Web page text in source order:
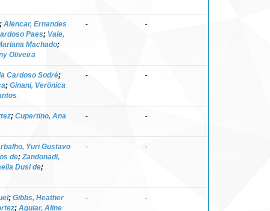
; Alencar, Ernandes
Paes; Vale,
Machado;
Oliveira
- -
Cardoso Sodré;
; Ginani, Verônica
- -
; Cupertino, Ana
- -
Yuri Gustavo
de; Zandonadi,
Dusi de;
- -
; Gibbs, Heather
; Aguiar, Aline
- -